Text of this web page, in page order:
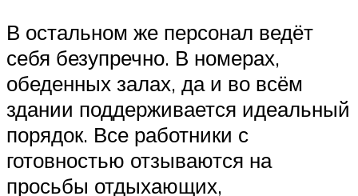
В остальном же персонал ведёт
себя безупречно. В номерах,
обеденных залах, да и во всём
здании поддерживается идеальный
порядок. Все работники с
готовностью отзываются на
просьбы отдыхающих,